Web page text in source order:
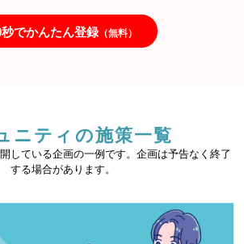
でかんたん登録（無料）
ニティの施策一覧
している企画の一例です。企画は予告なく終了
する場合があります。